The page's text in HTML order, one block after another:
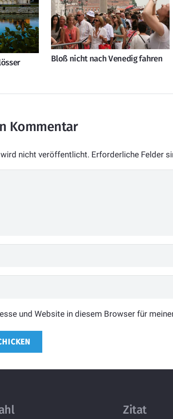
Bloß nicht nach Venedig fahren
Kommentar
nicht veröffentlicht. Erforderliche Felder
und Website in diesem Browser für
Zitat